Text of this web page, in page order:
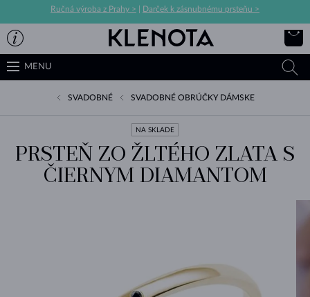
Ručná výroba z Prahy > Darček k zásnubnému prsteňu >
MENU
SVADOBNÉ SVADOBNÉ OBRÚČKY DÁMSKE
NA SKLADE
PRSTEŇ ZO ŽLTÉHO ZLATA S
ČIERNYM DIAMANTOM